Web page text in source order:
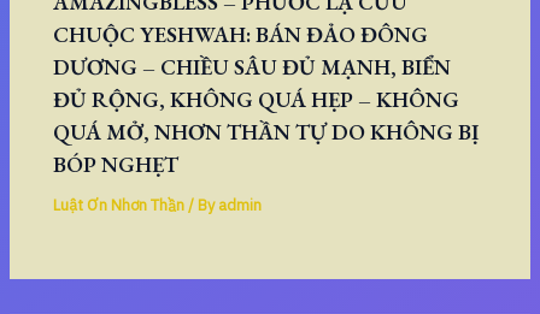
CHUỘC YESHWAH: BÁN ĐẢO ĐÔNG
DƯƠNG – CHIỀU SÂU ĐỦ MẠNH, BIỂN
ĐỦ RỘNG, KHÔNG QUÁ HẸP – KHÔNG
QUÁ MỞ, NHƠN THẦN TỰ DO KHÔNG BỊ
BÓP NGHẸT
Luật Ơn Nhơn Thần/ Byadmin